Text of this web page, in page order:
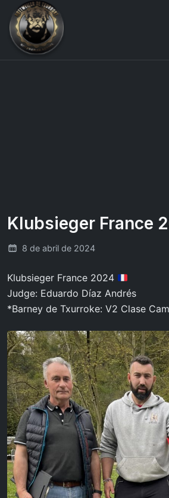
Klubsieger France
8 de abril de 2024
Klubsieger France 2024
Judge: Eduardo Díaz Andrés
*Barney de Txurroke: V2 Clase